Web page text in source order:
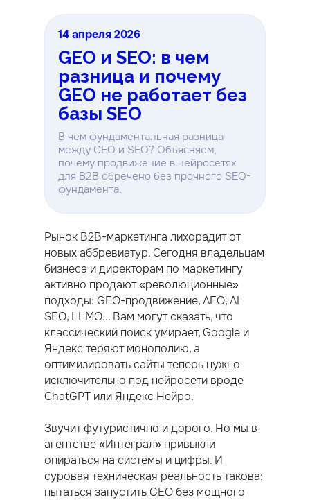
GEO и SEO: в чем
разница и почему
GEO не работает без
базы SEO
14 апреля 2026
В чем фундаментальная разница
между GEO и SEO? Объясняем,
почему продвижение в нейросетях
для B2B обречено без прочного SEO-
фундамента.
Рынок B2B-маркетинга лихорадит от
новых аббревиатур. Сегодня владельцам
бизнеса и директорам по маркетингу
активно продают «революционные»
подходы: GEO-продвижение, AEO, AI
SEO, LLMO... Вам могут сказать, что
классический поиск умирает, Google и
Яндекс теряют монополию, а
оптимизировать сайты теперь нужно
исключительно под нейросети вроде
ChatGPT или Яндекс Нейро.
Звучит футуристично и дорого. Но мы в
агентстве «Интеграл» привыкли
опираться на системы и цифры. И
суровая техническая реальность такова:
пытаться запустить GEO без мощного